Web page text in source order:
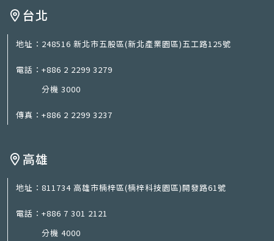
台北
地址： 248516 新北市五股區(新北產業園區)五工路125號
電話： +886 2 2299 3279
分機 3000
傳真： +886 2 2299 3237
高雄
地址： 811734 高雄市楠梓區(楠梓科技園區)開發路61號
電話： +886 7 301 2121
分機 4000